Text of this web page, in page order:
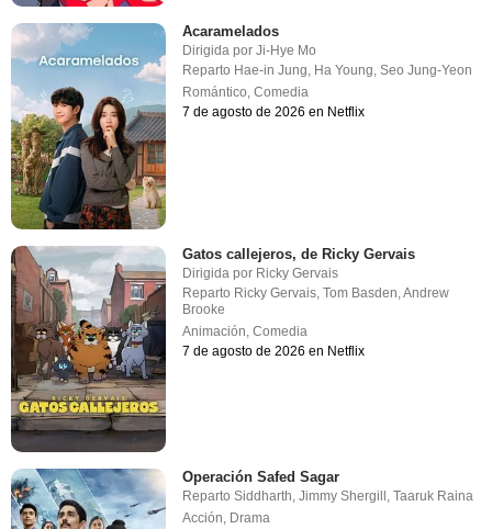
Acaramelados
Dirigida porJi-Hye Mo
Reparto Hae-in Jung Ha Young ,Seo Jung-Yeon
Romántico ,Comedia
7 de agosto de 2026 en Netflix
Gatos callejeros, de Ricky Gervais
Dirigida por Ricky Gervais
Reparto Ricky Gervais,Tom Basden,Andrew
Brooke
Animación,Comedia
7 de agosto de 2026 en Netflix
Operación Safed Sagar
RepartoSiddharth,Jimmy Shergill ,Taaruk Raina
Acción, Drama